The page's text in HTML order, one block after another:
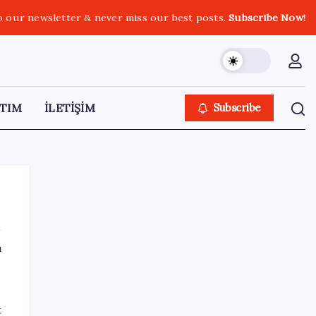
our newsletter & never miss our best posts.Subscribe Now!
İLETİŞİM Subscribe